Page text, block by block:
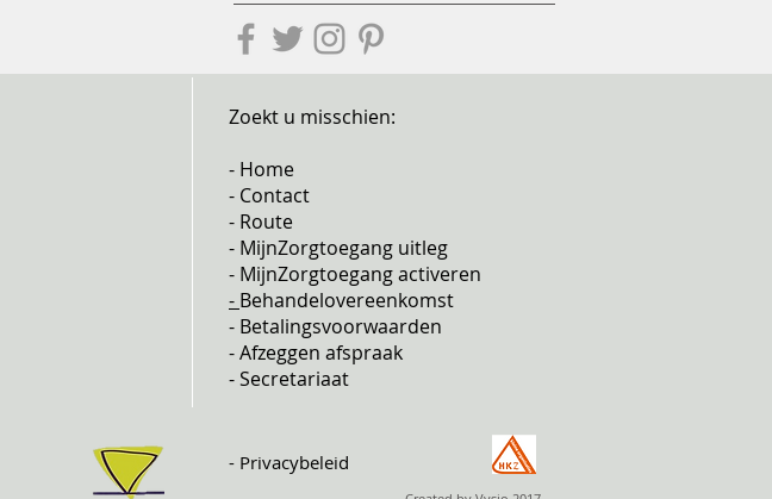
Zoekt u misschien:
- Home
- Contact
- Route
- MijnZorgtoegang uitleg
- MijnZorgtoegang activeren
- Behandelovereenkomst
- Betalingsvoorwaarden
- Afzeggen afspraak
- Secretariaat
- Privacybeleid